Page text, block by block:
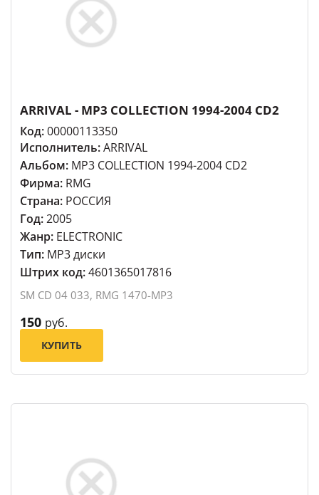
ARRIVAL - MP3 COLLECTION 1994-2004 CD2
Код:00000113350
Исполнитель:ARRIVAL
Альбом: MP3 COLLECTION 1994-2004 CD2
Фирма: RMG
Страна: РОССИЯ
Год:2005
Жанр: ELECTRONIC
Тип: MP3 диски
Штрих код:4601365017816
SM CD 04 033, RMG 1470-MP3
150 руб.
КУПИТЬ